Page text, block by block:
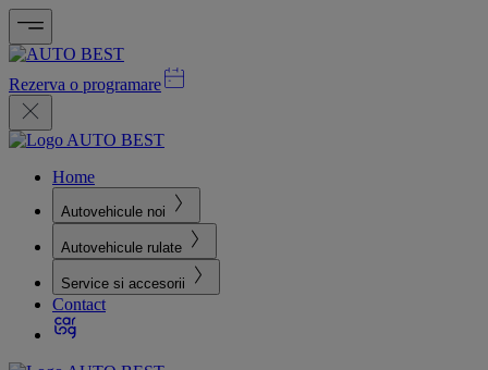
Rezerva o programare
Home
Autovehicule noi
Autovehicule rulate
Service si accesorii
Contact